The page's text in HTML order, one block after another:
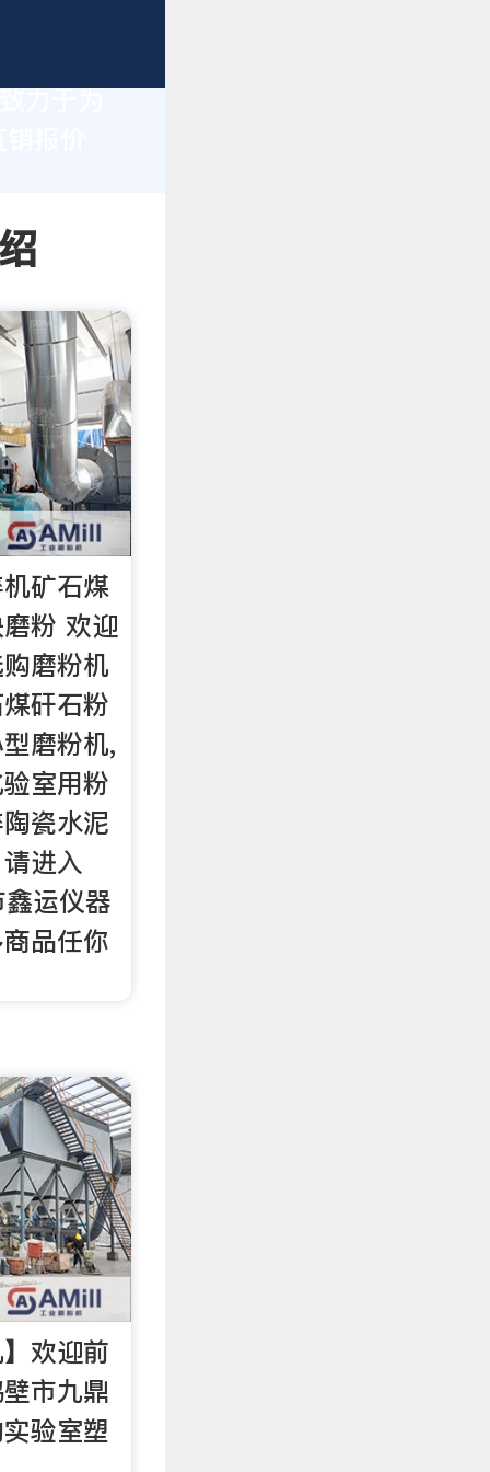
矿石煤
粉 欢迎
磨粉机
矸石粉
磨粉机,
室用粉
瓷水泥
进入
运仪器
品任你
欢迎前
市九鼎
验室塑